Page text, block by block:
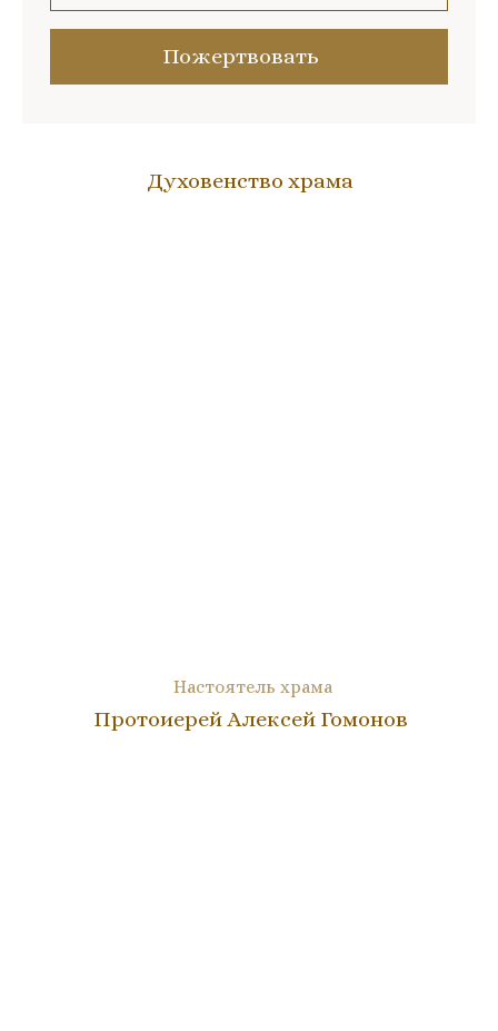
Пожертвовать
Духовенство храма
Настоятель храма
Протоиерей Алексей Гомонов